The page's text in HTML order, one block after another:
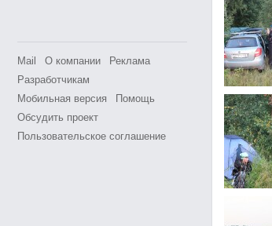
Mail О компании
Реклама
Разработчикам
Мобильная версия
Помощь
Обсудить проект
Пользовательское соглашение